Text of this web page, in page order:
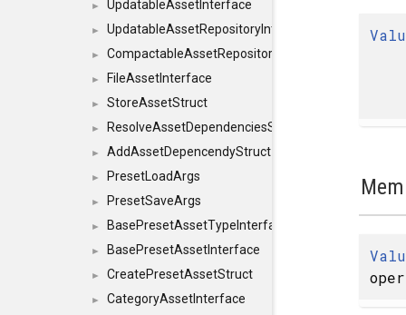
► UpdatableAssetInterface
► UpdatableAssetRepositoryInterface
► CompactableAssetRepositoryInterface
► FileAssetInterface
► StoreAssetStruct
► ResolveAssetDependenciesStruct
► AddAssetDepencendyStruct
► PresetLoadArgs
► PresetSaveArgs
► BasePresetAssetTypeInterface
► BasePresetAssetInterface
► CreatePresetAssetStruct
► CategoryAssetInterface